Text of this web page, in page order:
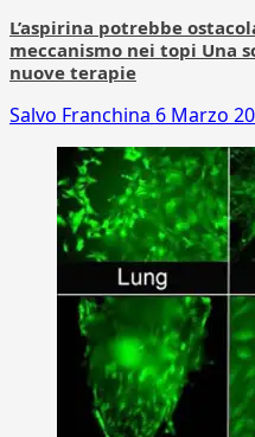
L’aspirina potrebbe
meccanismo nei topi Una
nuove terapie
Salvo Franchina 6 Marzo